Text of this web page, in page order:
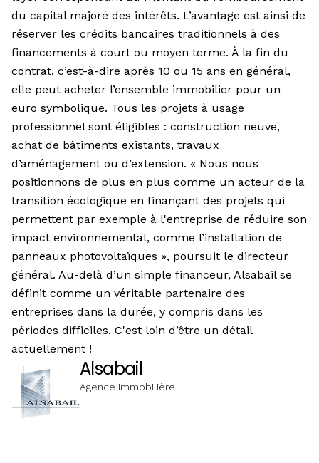
du capital majoré des intérêts. L’avantage est ainsi de
réserver les crédits bancaires traditionnels à des
financements à court ou moyen terme. À la fin du
contrat, c’est-à-dire après 10 ou 15 ans en général,
elle peut acheter l’ensemble immobilier pour un
euro symbolique. Tous les projets à usage
professionnel sont éligibles : construction neuve,
achat de bâtiments existants, travaux
d’aménagement ou d’extension. « Nous nous
positionnons de plus en plus comme un acteur de la
transition écologique en finançant des projets qui
permettent par exemple à l'entreprise de réduire son
impact environnemental, comme l’installation de
panneaux photovoltaïques », poursuit le directeur
général. Au-delà d’un simple financeur, Alsabail se
définit comme un véritable partenaire des
entreprises dans la durée, y compris dans les
périodes difficiles. C'est loin d’être un détail
actuellement !
Alsabail
Agence immobilière